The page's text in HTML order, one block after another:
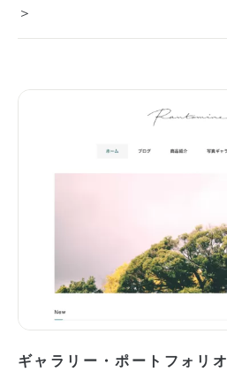
＞
ギャラリー・ポートフォリオ